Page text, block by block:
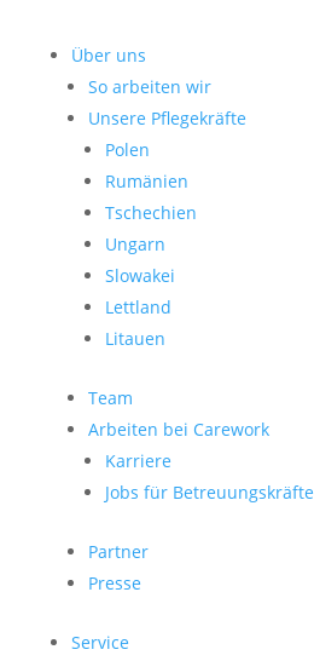
Über uns
So arbeiten wir
Unsere Pflegekräfte
Polen
Rumänien
Tschechien
Ungarn
Slowakei
Lettland
Litauen
Team
Arbeiten bei Carework
Karriere
Jobs für Betreuungskräfte
Partner
Presse
Service